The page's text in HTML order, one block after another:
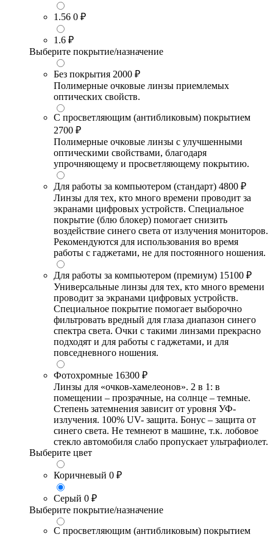
1.56 0 ₽
1.6 ₽
Выберите покрытие/назначение
Без покрытия 2000 ₽
Полимерные очковые линзы приемлемых
оптических свойств.
С просветляющим (антибликовым) покрытием
2700 ₽
Полимерные очковые линзы с улучшенными
оптическими свойствами, благодаря
упрочняющему и просветляющему покрытию.
Для работы за компьютером (стандарт) 4800 ₽
Линзы для тех, кто много времени проводит за
экранами цифровых устройств. Специальное
покрытие (блю блокер) помогает снизить
воздействие синего света от излучения мониторов.
Рекомендуются для использования во время
работы с гаджетами, не для постоянного ношения.
Для работы за компьютером (премиум) 15100 ₽
Универсальные линзы для тех, кто много времени
проводит за экранами цифровых устройств.
Специальное покрытие помогает выборочно
фильтровать вредный для глаза диапазон синего
спектра света. Очки с такими линзами прекрасно
подходят и для работы с гаджетами, и для
повседневного ношения.
Фотохромные 16300 ₽
Линзы для «очков-хамелеонов». 2 в 1: в
помещении – прозрачные, на солнце – темные.
Степень затемнения зависит от уровня УФ-
излучения. 100% UV- защита. Бонус – защита от
синего света. Не темнеют в машине, т.к. лобовое
стекло автомобиля слабо пропускает ультрафиолет.
Выберите цвет
Коричневый 0 ₽
Серый 0 ₽
Выберите покрытие/назначение
С просветляющим (антибликовым) покрытием